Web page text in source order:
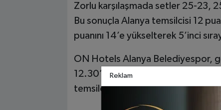
Zorlu karşılaşmada setler 25-23,
Bu sonuçla Alanya temsilcisi 12
puanını 14’e yükselterek 5’inci
ON Hotels Alanya Belediyespor,
12.30’da kendi sahasında Bursa
temsilcisi, bu önemli
Reklam